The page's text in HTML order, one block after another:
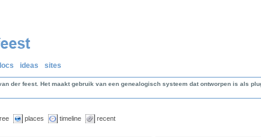
ideas sites
der feest. Het maakt gebruik van een genealogisch systeem dat ontworpen is als
places timeline recent